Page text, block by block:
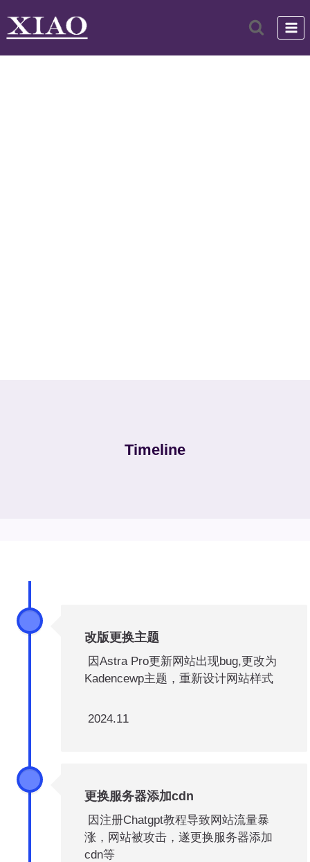
Timeline
改版更换主题
因Astra Pro更新网站出现bug,更改为
Kadencewp主题，重新设计网站样式
2024.11
更换服务器添加cdn
因注册Chatgpt教程导致网站流量暴
涨，网站被攻击，遂更换服务器添加
cdn等